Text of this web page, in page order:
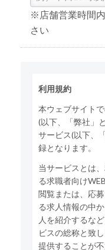
※店舗営業時間
さい
利用規約
本ウェブサイト
(以下、「弊社」
サービス(以下、
録となります。
当サービスとは
る求職者向け
閲覧または、応
る求人情報の中
人を紹介するな
ビスの総称と致
提供することが